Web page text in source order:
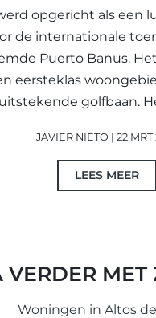
opgericht als een
de internationale
Puerto Banus.
eersteklas
uitstekende golfbaan.
JAVIER NIETO | 22 MRT
LEES MEER
VERDER MET
Woningen in Altos